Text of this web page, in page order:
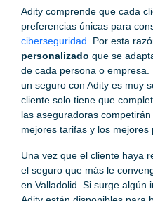
Adity comprende que cada
preferencias únicas para
ciberseguridad . Por esta
personalizado que se
de cada persona o
un seguro con Adity es muy
cliente solo tiene que
las aseguradoras
mejores tarifas y los mejores
Una vez que el cliente haya
el seguro que más le
en Valladolid. Si surge algún